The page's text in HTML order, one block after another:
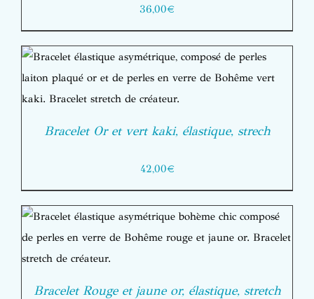
36,00€
Bracelet Or et vert kaki, élastique, strech
42,00€
Bracelet Rouge et jaune or, élastique, stretch